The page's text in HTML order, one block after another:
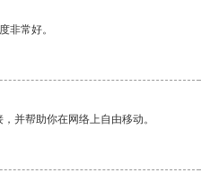
非常好。
并帮助你在网络上自由移动。